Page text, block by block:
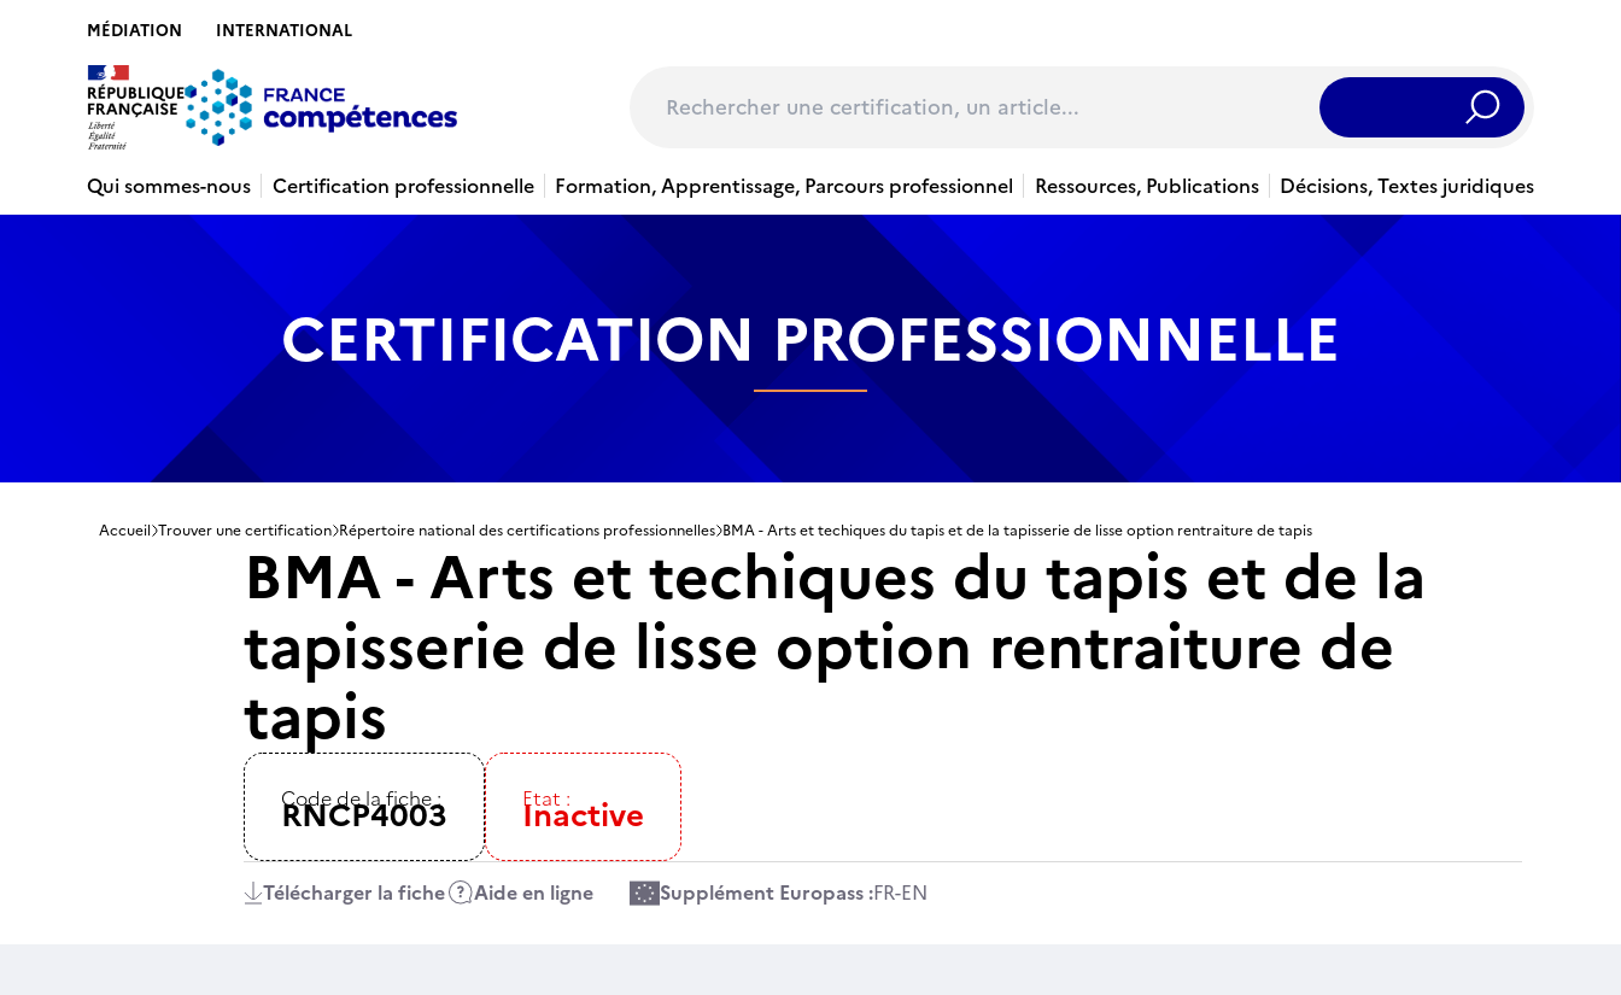
MÉDIATION INTERNATIONAL
Rechercher
Qui sommes-nous
Certification professionnelle Formation, Apprentissage, Parcours professionnel Ressources, Publications Décisions, Textes juridiques
CERTIFICATION PROFESSIONNELLE
Accueil Trouver une certification Répertoire national des certifications professionnelles BMA - Arts et techiques du tapis et de la tapisserie de lisse option rentraiture de tapis
BMA - Arts et techiques du tapis et de la
tapisserie de lisse option rentraiture de
tapis
Code de la fiche :
RNCP4003 Etat :
Inactive
Télécharger la fiche Aide en ligne Supplément Europass :FR-EN